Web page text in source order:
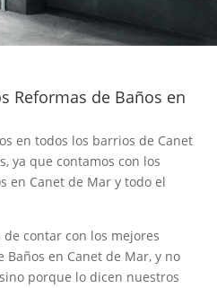
Reformas de Baños en
en todos los barrios de Canet
ya que contamos con los
en Canet de Mar y todo el
contar con los mejores
en Canet de Mar, y no
porque lo dicen nuestros